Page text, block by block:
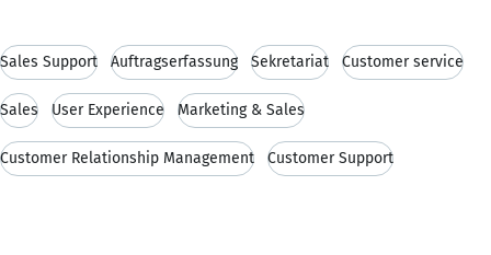
Sales Support Auftragserfassung Sekretariat Customer service
Sales User Experience Marketing & Sales
Customer Relationship Management Customer Support